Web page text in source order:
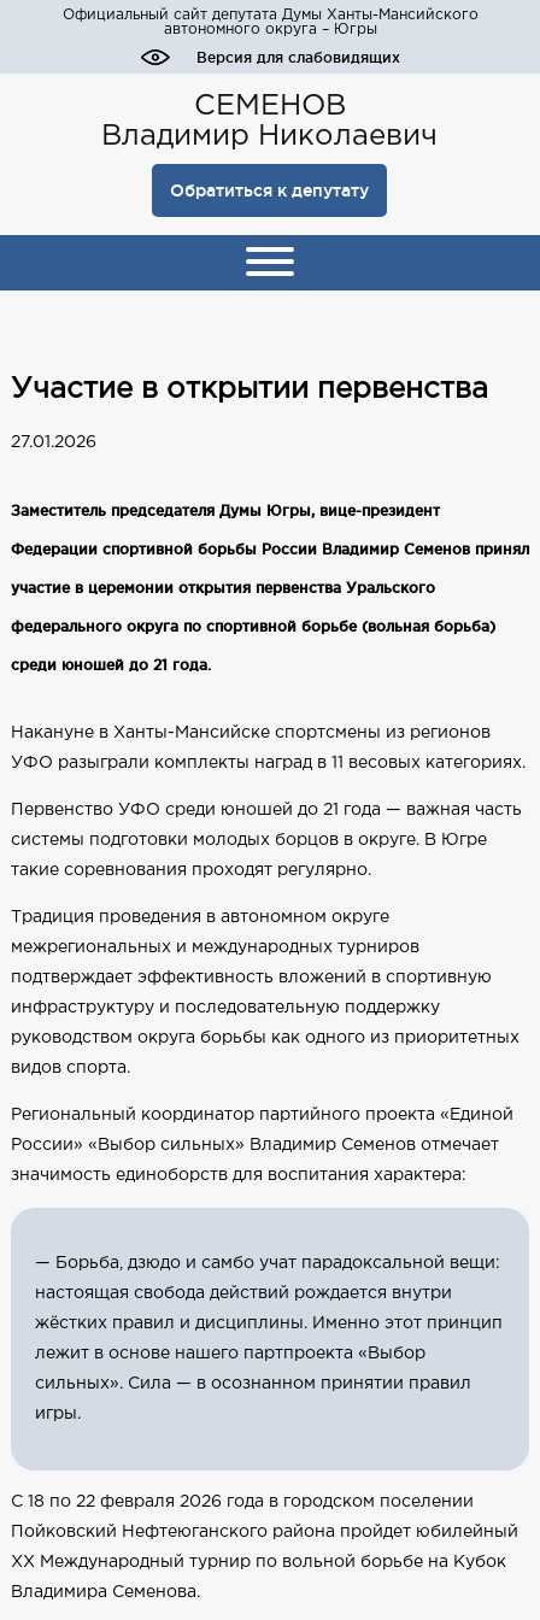
Официальный сайт депутата Думы Ханты-Мансийского
автономного округа – Югры
Версия для слабовидящих
СЕМЕНОВ
Владимир Николаевич
Обратиться к депутату
Участие в открытии первенства
27.01.2026
Заместитель председателя Думы Югры, вице-президент
Федерации спортивной борьбы России Владимир Семенов принял
участие в церемонии открытия первенства Уральского
федерального округа по спортивной борьбе (вольная борьба)
среди юношей до 21 года.
Накануне в Ханты-Мансийске спортсмены из регионов
УФО разыграли комплекты наград в 11 весовых категориях.
Первенство УФО среди юношей до 21 года — важная часть
системы подготовки молодых борцов в округе. В Югре
такие соревнования проходят регулярно.
Традиция проведения в автономном округе
межрегиональных и международных турниров
подтверждает эффективность вложений в спортивную
инфраструктуру и последовательную поддержку
руководством округа борьбы как одного из приоритетных
видов спорта.
Региональный координатор партийного проекта «Единой
России» «Выбор сильных» Владимир Семенов отмечает
значимость единоборств для воспитания характера:
— Борьба, дзюдо и самбо учат парадоксальной вещи:
настоящая свобода действий рождается внутри
жёстких правил и дисциплины. Именно этот принцип
лежит в основе нашего партпроекта «Выбор
сильных». Сила — в осознанном принятии правил
игры.
С 18 по 22 февраля 2026 года в городском поселении
Пойковский Нефтеюганского района пройдет юбилейный
XX Международный турнир по вольной борьбе на Кубок
Владимира Семенова.